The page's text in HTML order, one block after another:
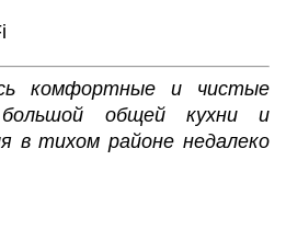
комфортные и чистые
общей кухни и
в тихом районе недалеко